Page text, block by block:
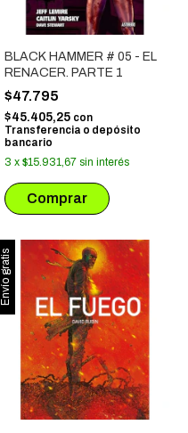
BLACK HAMMER # 05 - EL
RENACER. PARTE 1
$47.795
$45.405,25 con
Transferencia o depósito
bancario
3 x $15.931,67 sin interés
Envío gratis